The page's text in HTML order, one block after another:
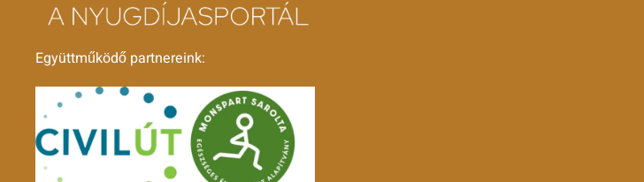
Együttműködő partnereink: